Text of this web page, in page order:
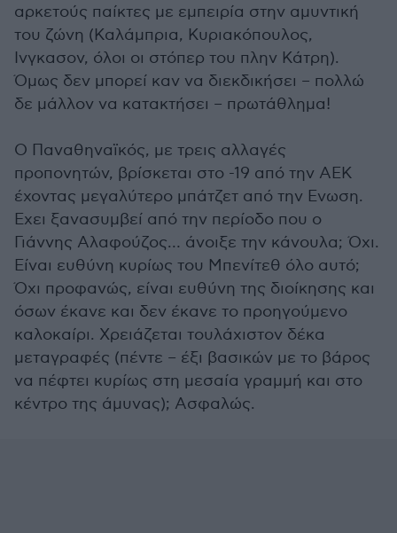
αρκετούς παίκτες με εμπειρία στην αμυντική
του ζώνη (Καλάμπρια, Κυριακόπουλος,
Ινγκασον, όλοι οι στόπερ του πλην Κάτρη).
Όμως δεν μπορεί καν να διεκδικήσει – πολλώ
δε μάλλον να κατακτήσει – πρωτάθλημα!
Ο Παναθηναϊκός, με τρεις αλλαγές
προπονητών, βρίσκεται στο -19 από την ΑΕΚ
έχοντας μεγαλύτερο μπάτζετ από την Ενωση.
Εχει ξανασυμβεί από την περίοδο που ο
Γιάννης Αλαφούζος… άνοιξε την κάνουλα; Όχι.
Είναι ευθύνη κυρίως του Μπενίτεθ όλο αυτό;
Όχι προφανώς, είναι ευθύνη της διοίκησης και
όσων έκανε και δεν έκανε το προηγούμενο
καλοκαίρι. Χρειάζεται τουλάχιστον δέκα
μεταγραφές (πέντε – έξι βασικών με το βάρος
να πέφτει κυρίως στη μεσαία γραμμή και στο
κέντρο της άμυνας); Ασφαλώς.